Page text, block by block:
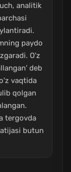
analitik
paydo
O'z
deb
vaqtida
qolgan
tergovda
butun